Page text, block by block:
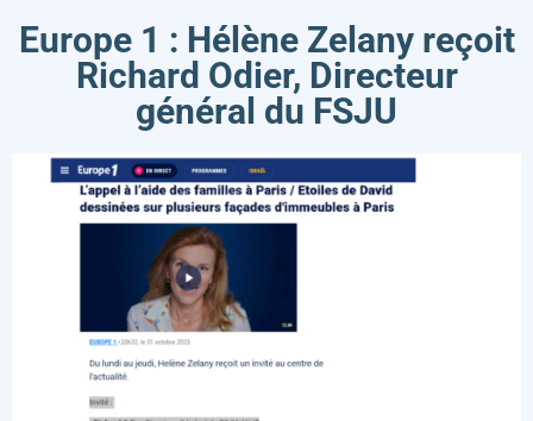
Europe 1 : Hélène Zelany reçoit
Richard Odier, Directeur
général du FSJU